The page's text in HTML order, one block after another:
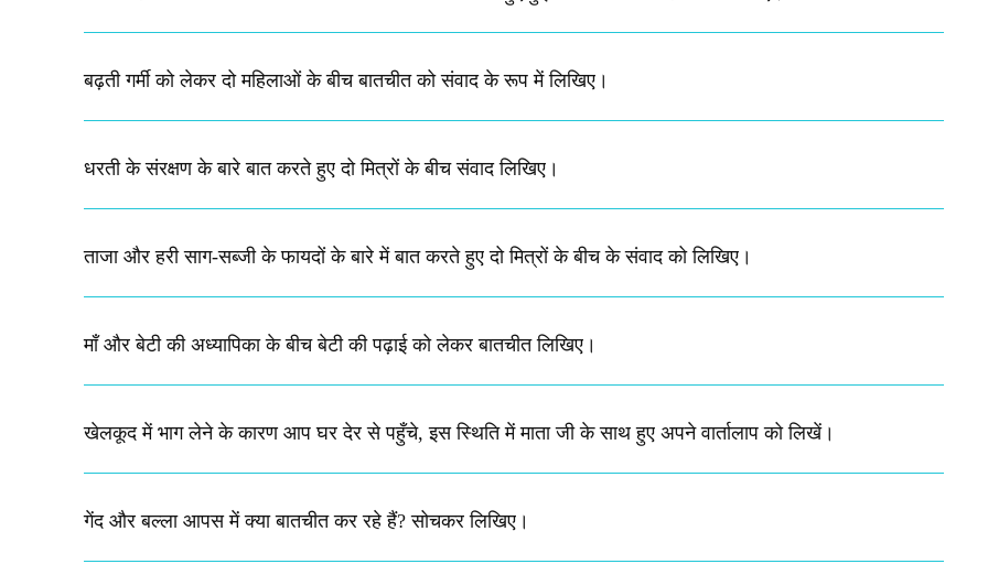
बढ़ती गर्मी को लेकर दो महिलाओं के बीच बातचीत को संवाद के रूप में लिखिए।
धरती के संरक्षण के बारे बात करते हुए दो मित्रों के बीच संवाद लिखिए।
ताजा और हरी साग-सब्जी के फायदों के बारे में बात करते हुए दो मित्रों के बीच के संवाद को लिखिए।
माँ और बेटी की अध्यापिका के बीच बेटी की पढ़ाई को लेकर बातचीत लिखिए।
खेलकूद में भाग लेने के कारण आप घर देर से पहुँचे, इस स्थिति में माता जी के साथ हुए अपने वार्तालाप को लिखें।
गेंद और बल्ला आपस में क्या बातचीत कर रहे हैं? सोचकर लिखिए।